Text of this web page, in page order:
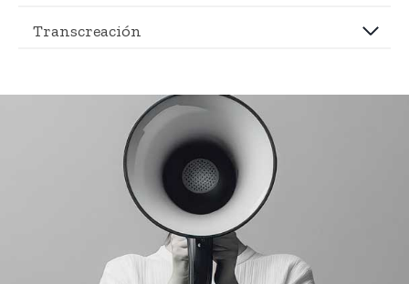
Transcreación